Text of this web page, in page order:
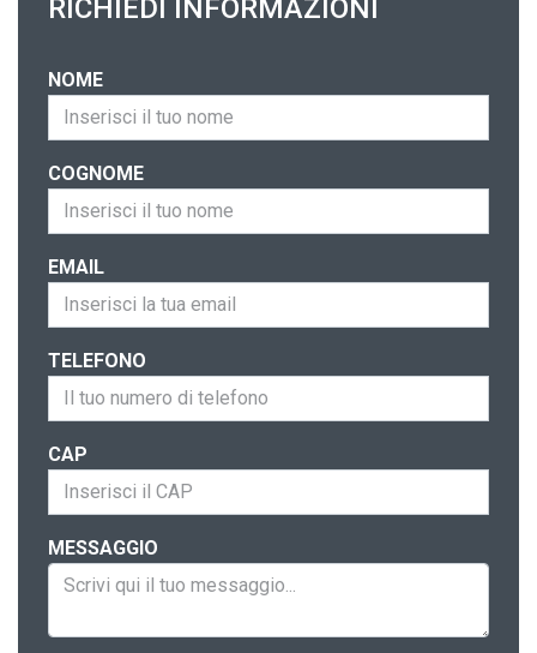
RICHIEDI INFORMAZIONI
NOME
COGNOME
EMAIL
TELEFONO
CAP
MESSAGGIO